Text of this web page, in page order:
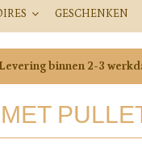
GESCHENKEN
Levering binnen 2-3